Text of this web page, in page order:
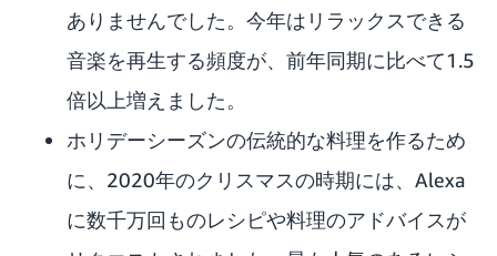
ありませんでした。今年はリラックスできる
音楽を再生する頻度が、前年同期に比べて1.5
倍以上増えました。
ホリデーシーズンの伝統的な料理を作るため
に、2020年のクリスマスの時期には、Alexa
に数千万回ものレシピや料理のアドバイスが